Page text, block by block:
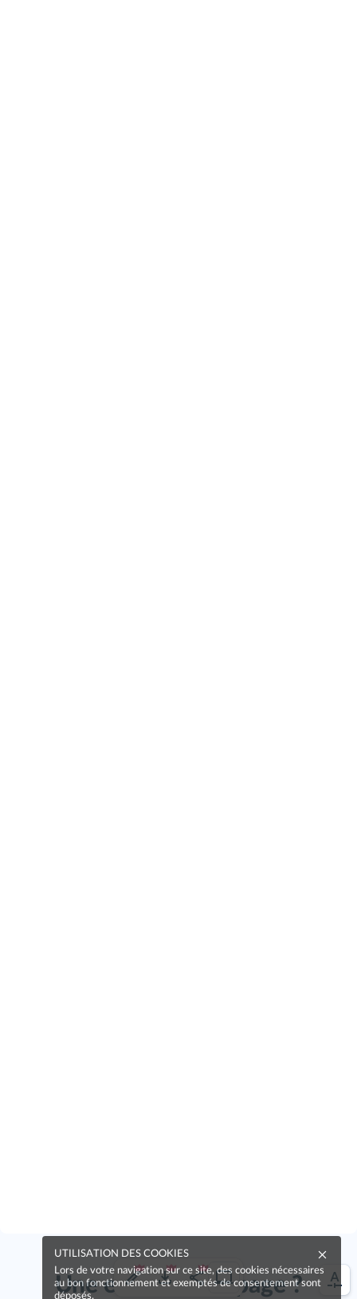
Une erreur sur la page ?
UTILISATION DES COOKIES
Lors de votre navigation sur ce site, des cookies nécessaires
au bon fonctionnement et exemptés de consentement sont
déposés.